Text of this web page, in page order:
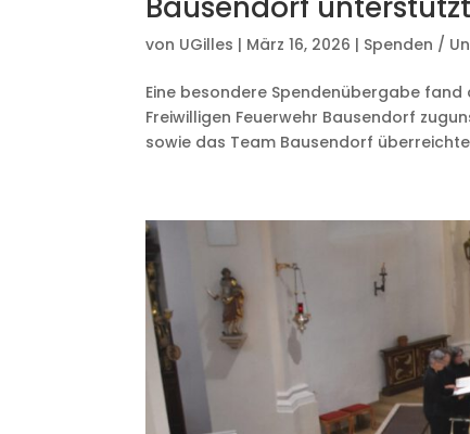
von UGilles | März 16, 2026 | Spenden /
Eine besondere Spendenübergabe
Freiwilligen Feuerwehr Bausendorf
sowie das Team Bausendorf